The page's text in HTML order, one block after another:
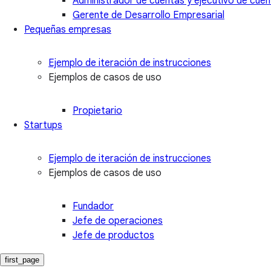
Gerente de Desarrollo Empresarial
Pequeñas empresas
Ejemplo de iteración de instrucciones
Ejemplos de casos de uso
Propietario
Startups
Ejemplo de iteración de instrucciones
Ejemplos de casos de uso
Fundador
Jefe de operaciones
Jefe de productos
first_page